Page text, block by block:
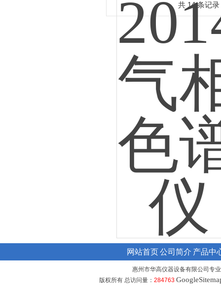
共 14 条记
网站首页公司简介 产品中
惠州市华高仪器设备有限公司专
版权所有 总访问量： 284763